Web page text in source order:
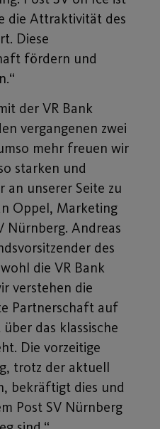
die Attraktivität des
Diese
fördern und
der VR Bank
vergangenen zwei
mehr freuen wir
starken und
an unserer Seite zu
Oppel, Marketing
Nürnberg. Andreas
des
die VR Bank
verstehen die
Partnerschaft auf
das klassische
Die vorzeitige
trotz der aktuell
bekräftigt dies und
Post SV Nürnberg